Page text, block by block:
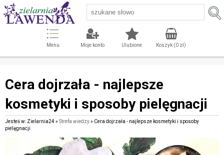
Menu Moje konto Ulubione Koszyk (0zł)
Cera dojrzała - najlepsze
kosmetyki i sposoby pielęgnacji
Jesteś w: Zielarnia24 »Strefa wiedzy» Cera dojrzała - najlepsze kosmetyki i sposoby
pielęgnacji